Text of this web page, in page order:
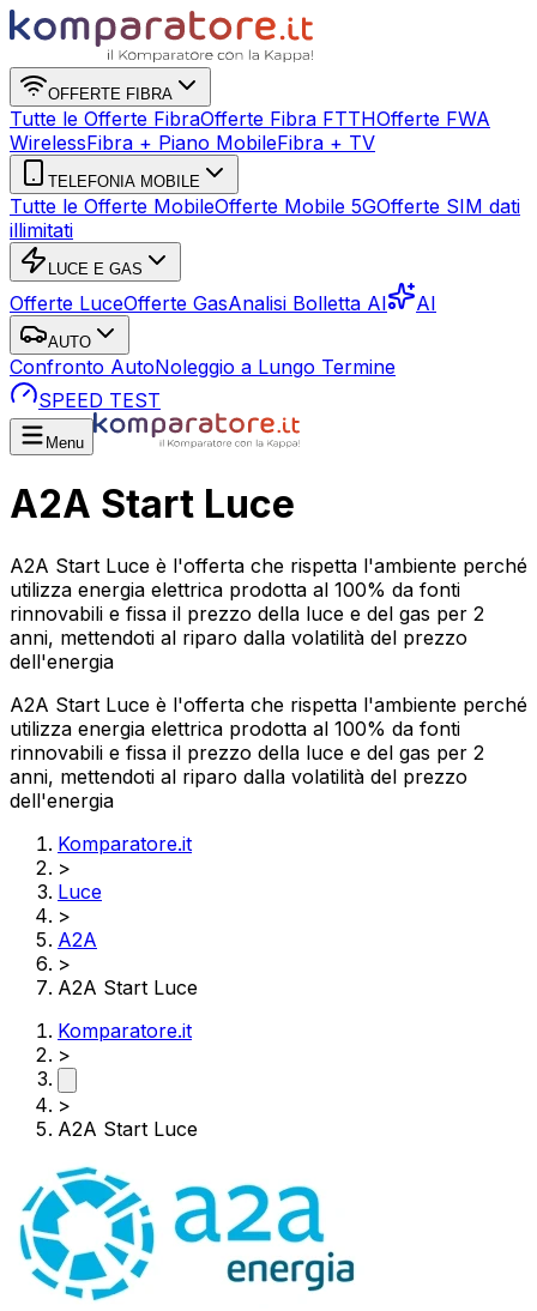
OFFERTE FIBRA
Tutte le Offerte FibraOfferte Fibra FTTHOfferte FWA
WirelessFibra + Piano MobileFibra + TV
TELEFONIA MOBILE
Tutte le Offerte MobileOfferte Mobile 5GOfferte SIM dati
illimitati
LUCE E GAS
Offerte LuceOfferte GasAnalisi Bolletta AI AI
AUTO
Confronto AutoNoleggio a Lungo Termine
SPEED TEST
Menu
A2A Start Luce
A2A Start Luce è l'offerta che rispetta l'ambiente perché
utilizza energia elettrica prodotta al 100% da fonti
rinnovabili e fissa il prezzo della luce e del gas per 2
anni, mettendoti al riparo dalla volatilità del prezzo
dell'energia
A2A Start Luce è l'offerta che rispetta l'ambiente perché
utilizza energia elettrica prodotta al 100% da fonti
rinnovabili e fissa il prezzo della luce e del gas per 2
anni, mettendoti al riparo dalla volatilità del prezzo
dell'energia
Komparatore.it
>
Luce
>
A2A
>
A2A Start Luce
Komparatore.it
>
>
A2A Start Luce